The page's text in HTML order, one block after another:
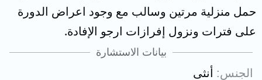
حمل منزلية مرتين وسالب مع وجود اعراض الدورة
على فترات ونزول إفرازات ارجو الإفادة.
بيانات الاستشارة
الجنس
أنثى